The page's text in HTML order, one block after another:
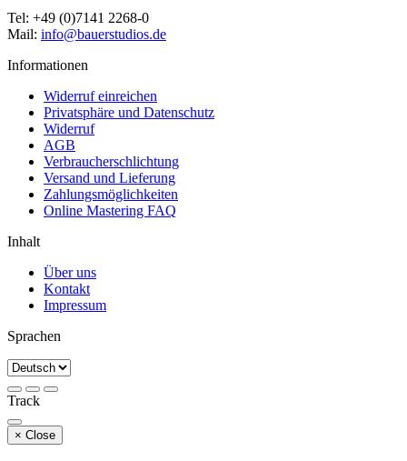
Tel: +49 (0)7141 2268-0
Mail: info@bauerstudios.de
Informationen
Widerruf einreichen
Privatsphäre und Datenschutz
Widerruf
AGB
Verbraucherschlichtung
Versand und Lieferung
Zahlungsmöglichkeiten
Online Mastering FAQ
Inhalt
Über uns
Kontakt
Impressum
Sprachen
Track
× Close